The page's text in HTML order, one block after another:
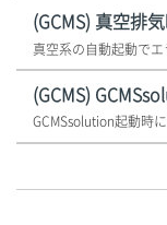
(GCMS) 真空排
(GCMS)